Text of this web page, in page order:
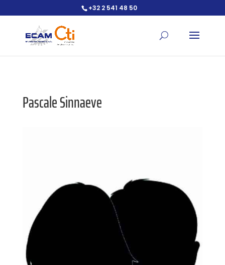
Ouvrir la barre d’outils
+32 2 541 48 50
Pascale Sinnaeve